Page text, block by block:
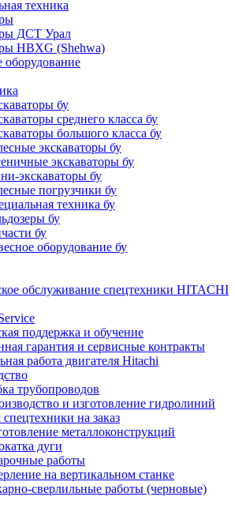
техника
ДСТ Урал
HBXG (Shehwa)
оборудование
бу
среднего класса бу
большого класса бу
экскаваторы бу
экскаваторы бу
экскаваторы бу
погрузчики бу
техника бу
бу
бу
оборудование бу
обслуживание спецтехники HITACHI
поддержка и обучение
гарантия и сервисные контракты
работа двигателя Hitachi
трубопроводов
и изготовление гидролиний
спецтехники на заказ
металлоконструкций
дуги
работы
на вертикальном станке
сверлильные работы (черновые)